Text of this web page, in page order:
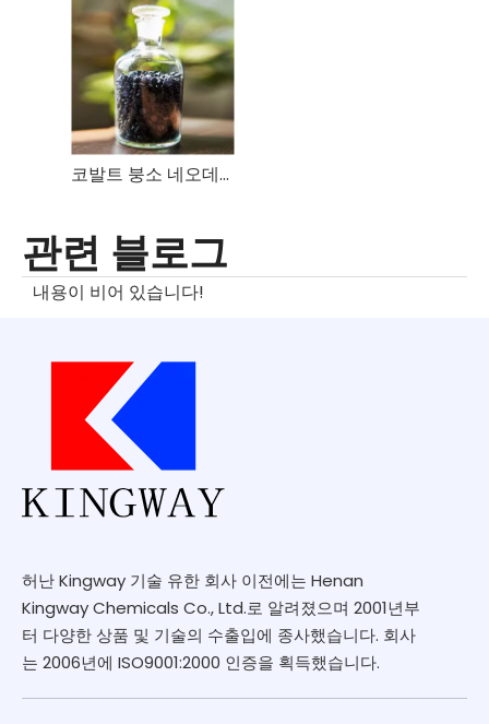
코발트 붕소 네오데카노에이트
관련 블로그
내용이 비어 있습니다!
허난 Kingway 기술 유한 회사 이전에는 Henan
Kingway Chemicals Co., Ltd.로 알려졌으며 2001년부
터 다양한 상품 및 기술의 수출입에 종사했습니다. 회사
는 2006년에 ISO9001:2000 인증을 획득했습니다.